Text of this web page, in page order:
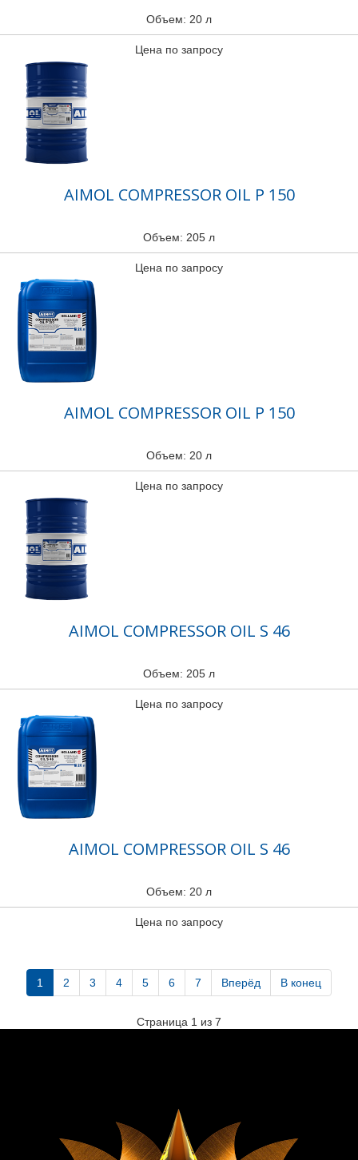
Объем: 20 л
Цена по запросу
AIMOL COMPRESSOR OIL P 150
Объем: 205 л
Цена по запросу
AIMOL COMPRESSOR OIL P 150
Объем: 20 л
Цена по запросу
AIMOL COMPRESSOR OIL S 46
Объем: 205 л
Цена по запросу
AIMOL COMPRESSOR OIL S 46
Объем: 20 л
Цена по запросу
1 2 3 4 5 6 7 Вперёд В конец
Страница 1 из 7